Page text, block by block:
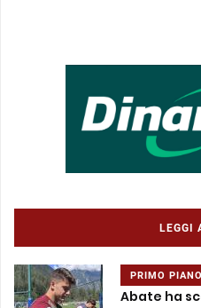
LEGGI
PRIMO PIANO
Abate ha